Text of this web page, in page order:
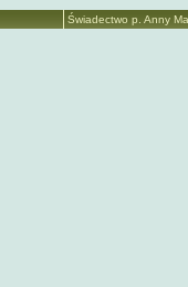
Świadectwo p. Anny